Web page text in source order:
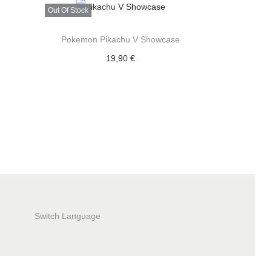
Out Of Stock
Pokemon Pikachu V Showcase
19,90 €
Switch Language